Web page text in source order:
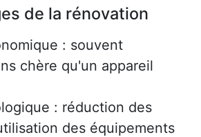
de la rénovation
: souvent
chère qu'un appareil
: réduction des
des équipements